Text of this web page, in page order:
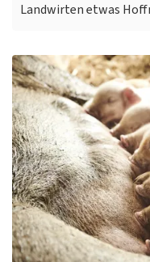
Landwirten etwas